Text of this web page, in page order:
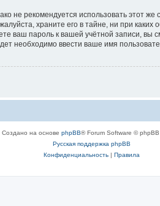
рекомендуется использовать этот же
храните его в тайне, ни при
ваш пароль к вашей учётной записи, вы
необходимо ввести ваше имя
Создано на основе phpBB® Forum Software © phpBB
Русская поддержка phpBB
Конфиденциальность| Правила